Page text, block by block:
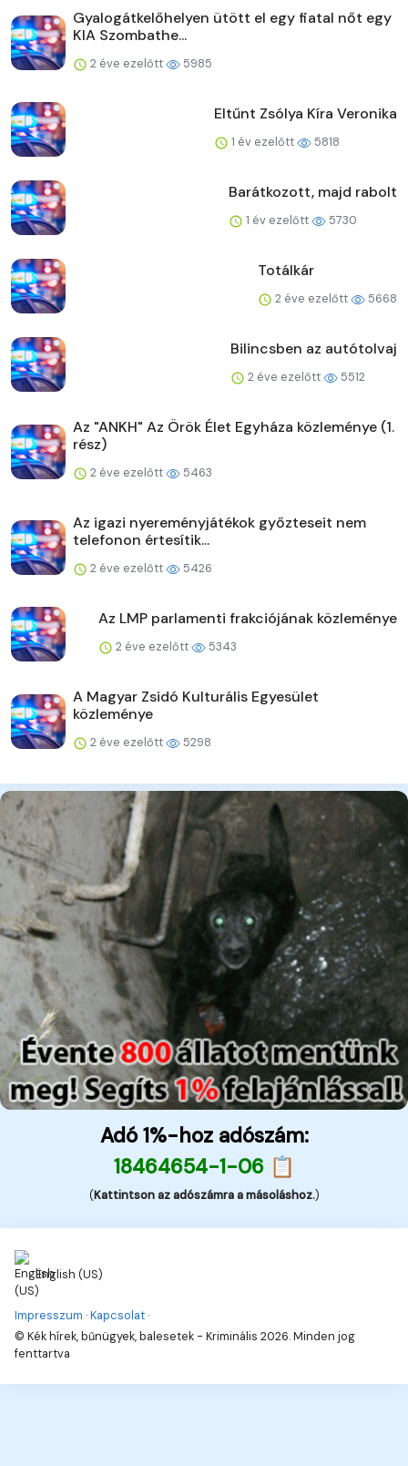
Gyalogátkelőhelyen ütött el egy fiatal nőt egy
KIA Szombathe...
2 éve ezelőtt 5985
Eltűnt Zsólya Kíra Veronika
1 év ezelőtt 5818
Barátkozott, majd rabolt
1 év ezelőtt 5730
Totálkár
2 éve ezelőtt 5668
Bilincsben az autótolvaj
2 éve ezelőtt 5512
Az "ANKH" Az Örök Élet Egyháza közleménye (1.
rész)
2 éve ezelőtt 5463
Az igazi nyereményjátékok győzteseit nem
telefonon értesítik...
2 éve ezelőtt 5426
Az LMP parlamenti frakciójának közleménye
2 éve ezelőtt 5343
A Magyar Zsidó Kulturális Egyesület
közleménye
2 éve ezelőtt 5298
Adó 1%-hoz adószám:
18464654-1-06 📋
(Kattintson az adószámra a másoláshoz.)
English (US)
Impresszum ·Kapcsolat ·
© Kék hírek, bűnügyek, balesetek - Kriminális 2026. Minden jog
fenttartva